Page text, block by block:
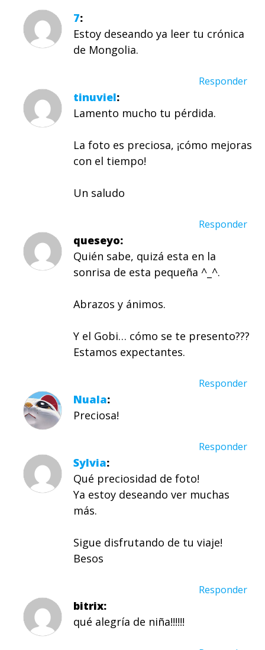
7
Estoy deseando ya leer tu crónica
de Mongolia.
Responder
tinuviel
Lamento mucho tu pérdida.
La foto es preciosa, ¡cómo mejoras
con el tiempo!
Un saludo
Responder
queseyo
Quién sabe, quizá esta en la
sonrisa de esta pequeña ^_^.
Abrazos y ánimos.
Y el Gobi… cómo se te presento???
Estamos expectantes.
Responder
Nuala
Preciosa!
Responder
Sylvia
Qué preciosidad de foto!
Ya estoy deseando ver muchas
más.
Sigue disfrutando de tu viaje!
Besos
Responder
bitrix
qué alegría de niña!!!!!!